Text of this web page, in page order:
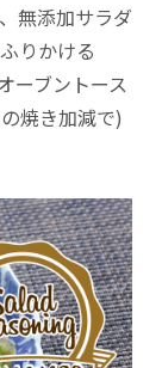
無添加サラダ
りかける
ーブントース
焼き加減で)